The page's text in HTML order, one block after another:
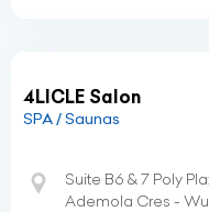
4LICLE Salon
SPA / Saunas
Suite B6 & 7 Poly
Ademola Cres -